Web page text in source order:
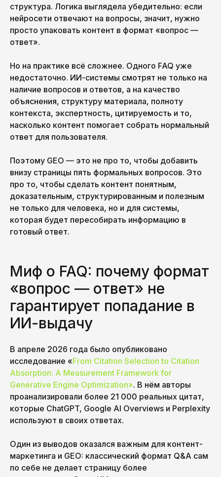
структура. Логика выглядела убедительно: если
нейросети отвечают на вопросы, значит, нужно
просто упаковать контент в формат «вопрос —
ответ».
Но на практике всё сложнее. Одного FAQ уже
недостаточно. ИИ-системы смотрят не только на
наличие вопросов и ответов, а на качество
объяснения, структуру материала, полноту
контекста, экспертность, цитируемость и то,
насколько контент помогает собрать нормальный
ответ для пользователя.
Поэтому GEO — это не про то, чтобы добавить
внизу страницы пять формальных вопросов. Это
про то, чтобы сделать контент понятным,
доказательным, структурированным и полезным
не только для человека, но и для системы,
которая будет пересобирать информацию в
готовый ответ.
Миф о FAQ: почему формат
«вопрос — ответ» не
гарантирует попадание в
ИИ-выдачу
В апреле 2026 года было опубликовано
исследование «From Citation Selection to Citation
Absorption: A Measurement Framework for
Generative Engine Optimization». В нём авторы
проанализировали более 21 000 реальных цитат,
которые ChatGPT, Google AI Overviews и Perplexity
используют в своих ответах.
Один из выводов оказался важным для контент-
маркетинга и GEO: классический формат Q&A сам
по себе не делает страницу более